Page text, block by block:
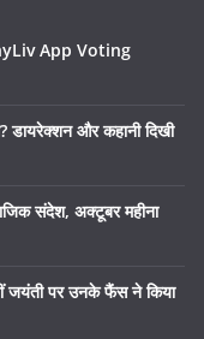
App Voting
और कहानी दिखी
संदेश, अक्टूबर महीना
जयंती पर उनके फैंस ने किया